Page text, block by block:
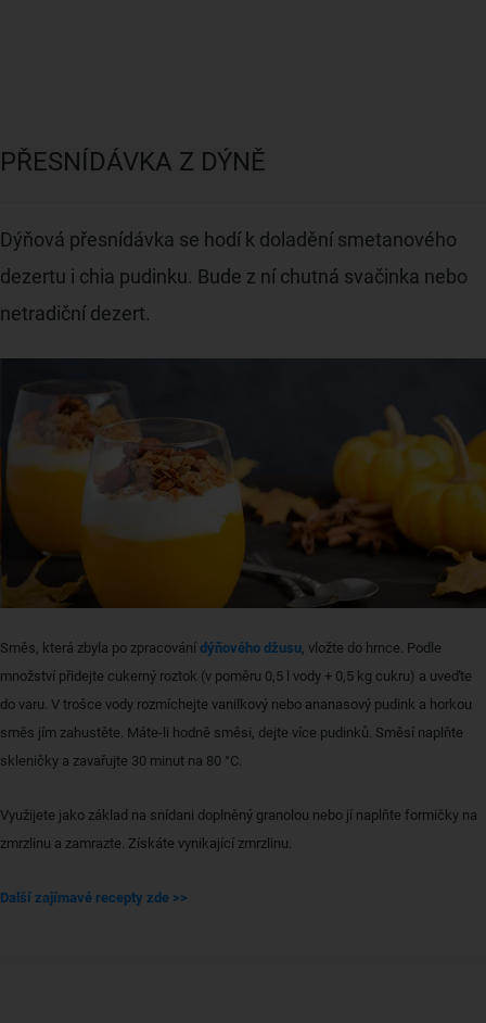
PŘESNÍDÁVKA Z DÝNĚ
Dýňová přesnídávka se hodí k doladění smetanového
dezertu i chia pudinku. Bude z ní chutná svačinka nebo
netradiční dezert.
Směs, která zbyla po zpracování dýňového džusu, vložte do hrnce. Podle
množství přidejte cukerný roztok (v poměru 0,5 l vody + 0,5 kg cukru) a uveďte
do varu. V trošce vody rozmíchejte vanilkový nebo ananasový pudink a horkou
směs jím zahustěte. Máte-li hodně směsi, dejte více pudinků. Směsí naplňte
skleničky a zavařujte 30 minut na 80 °C.
Využijete jako základ na snídani doplněný granolou nebo jí naplňte formičky na
zmrzlinu a zamrazte. Získáte vynikající zmrzlinu.
Další zajímavé recepty zde >>